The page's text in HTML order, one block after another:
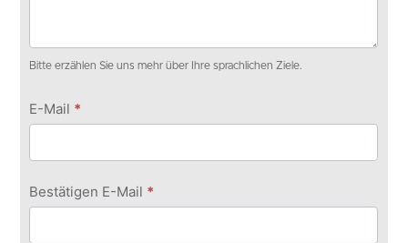
Bitte erzählen Sie uns mehr über Ihre sprachlichen Ziele.
E-Mail *
Bestätigen E-Mail *